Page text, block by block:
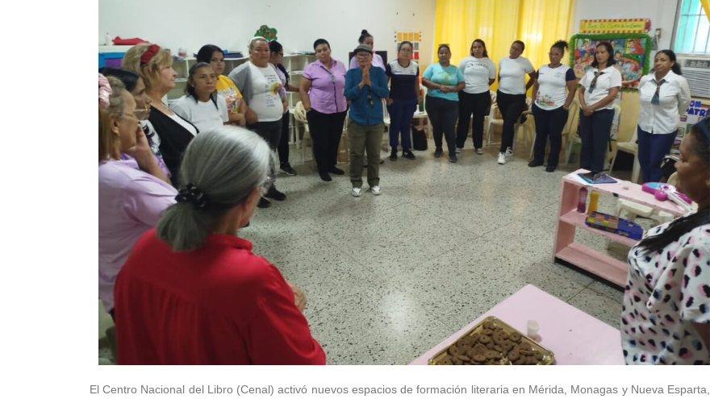
El Centro Nacional del Libro (Cenal) activó nuevos espacios de formación literaria en Mérida, Monagas y Nueva Esparta,